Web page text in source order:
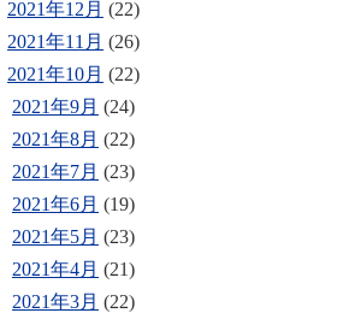
2021年12月 (22)
2021年11月 (26)
2021年10月 (22)
2021年9月 (24)
2021年8月 (22)
2021年7月 (23)
2021年6月 (19)
2021年5月 (23)
2021年4月 (21)
2021年3月 (22)